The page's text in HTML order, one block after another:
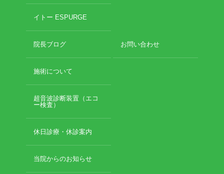
イトー ESPURGE
院長ブログ
施術について
超音波診断装置（エコ
ー検査）
休日診療・休診案内
当院からのお知らせ
お問い合わせ